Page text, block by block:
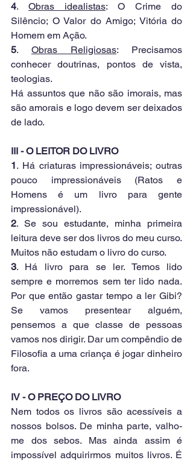
4. Obras idealistas: O Crime do
Silêncio; O Valor do Amigo; Vitória do
Homem em Ação.
5. Obras Religiosas: Precisamos
conhecer doutrinas, pontos de vista,
teologias.
Há assuntos que não são imorais, mas
são amorais e logo devem ser deixados
de lado.
III - O LEITOR DO LIVRO
1. Há criaturas impressionáveis; outras
pouco impressionáveis (Ratos e
Homens é um livro para gente
impressionável).
2. Se sou estudante, minha primeira
leitura deve ser dos livros do meu curso.
Muitos não estudam o livro do curso.
3. Há livro para se ler. Temos lido
sempre e morremos sem ter lido nada.
Por que então gastar tempo a ler Gibi?
Se vamos presentear alguém,
pensemos a que classe de pessoas
vamos nos dirigir. Dar um compêndio de
Filosofia a uma criança é jogar dinheiro
fora.
IV - O PREÇO DO LIVRO
Nem todos os livros são acessíveis a
nossos bolsos. De minha parte, valho-
me dos sebos. Mas ainda assim é
impossível adquirirmos muitos livros. É